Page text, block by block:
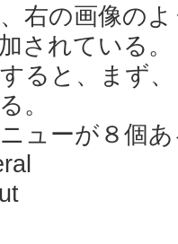
右の画像の
されている
ると、まず
。
ューが８個あ